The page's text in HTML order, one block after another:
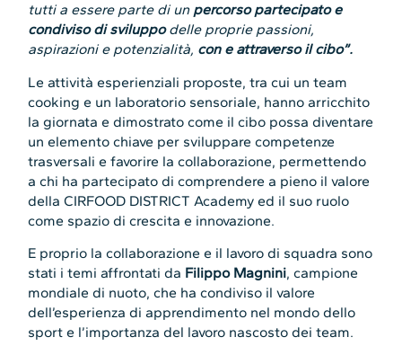
tutti a essere parte di unpercorso partecipato e
condiviso di sviluppodelle proprie passioni,
aspirazioni e potenzialità, con e attraverso il cibo”.
Le attività esperienziali proposte, tra cui un team
cooking e un laboratorio sensoriale, hanno arricchito
la giornata e dimostrato come il cibo possa diventare
un elemento chiave per sviluppare competenze
trasversali e favorire la collaborazione, permettendo
a chi ha partecipato di comprendere a pieno il valore
della CIRFOOD DISTRICT Academy ed il suo ruolo
come spazio di crescita e innovazione.
E proprio la collaborazione e il lavoro di squadra sono
stati i temi affrontati da Filippo Magnini, campione
mondiale di nuoto, che ha condiviso il valore
dell’esperienza di apprendimento nel mondo dello
sport e l’importanza del lavoro nascosto dei team.